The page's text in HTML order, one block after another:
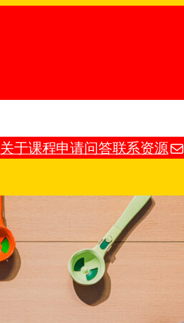
关于课程申请问答联系资源电子邮件